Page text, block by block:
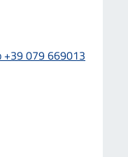
+39 079 669013